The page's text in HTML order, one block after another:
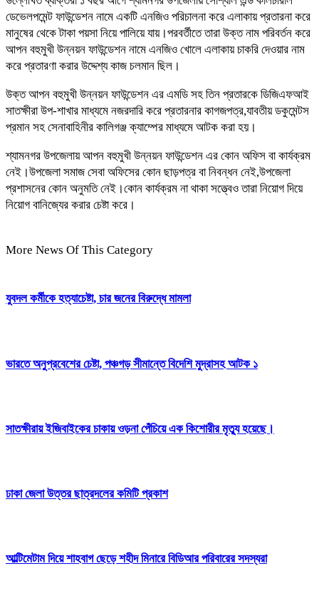
ডেভেলপমেন্ট ফাউন্ডেশন নামে একটি এনজিও পরিচালনা করে এলাকায় প্রতারনা করে
মানুষের থেকে টাকা পয়সা নিয়ে পালিয়ে যায়।পরবর্তীতে তারা উক্ত নাম পরিবর্তন করে
আপন বহুমুখী উন্নয়ন ফাউন্ডেশন নামে এনজিও খোলে এলাকায় চাকরি দেওয়ার নাম
করে প্রতারণা করার উদ্দেশ্য কাজ চলমান ছিল।
উক্ত আপন বহুমুখী উন্নয়ন ফাউন্ডেশন এর এমডি সহ তিন প্রতারকে ডিজিএফআই
সাতক্ষীরা উপ-শাখার মাধ্যমে নজরদারি করে প্রতারনার কাগজপত্র,যাবতীয় ডকুমেন্টস
প্রমান সহ সেনাবাহিনীর কালিগঞ্জ ক্যাম্পের মাধ্যমে আটক করা হয়।
শ্যামনগর উপজেলায় আপন বহুমুখী উন্নয়ন ফাউন্ডেশন এর কোন অফিস বা কার্যক্রম
নেই।উপজেলা সমাজ সেবা অফিসের কোন ছাড়পত্র বা নিবন্ধন নেই,উপজেলা
প্রশাসনের কোন অনুমতি নেই।কোন কার্যক্রম না থাকা সত্ত্বেও তারা নিয়োগ দিয়ে
নিয়োগ বানিজ্যের করার চেষ্টা করে।
More News Of This Category
যুবদল কর্মীকে হত্যাচেষ্টা, চার জনের বিরুদ্ধে মামলা
ভারতে অনুপ্রবেশের চেষ্টা, পঞ্চগড় সীমান্তে বিদেশি মুদ্রাসহ আটক ১
সাতক্ষীরায় ইজিবাইকের চাকায় ওড়না পেঁচিয়ে এক কিশোরীর মৃত্যু হয়েছে।
ঢাকা জেলা উত্তর ছাত্রদলের কমিটি প্রকাশ
আল্টিমেটাম দিয়ে শাহবাগ ছেড়ে শহীদ মিনারে বিডিআর পরিবারের সদস্যরা